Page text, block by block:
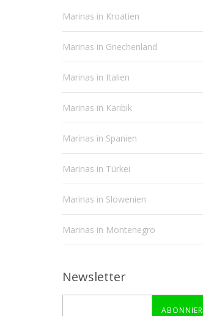
Marinas in Kroatien
Marinas in Griechenland
Marinas in Italien
Marinas in Karibik
Marinas in Spanien
Marinas in Türkei
Marinas in Slowenien
Marinas in Montenegro
Newsletter